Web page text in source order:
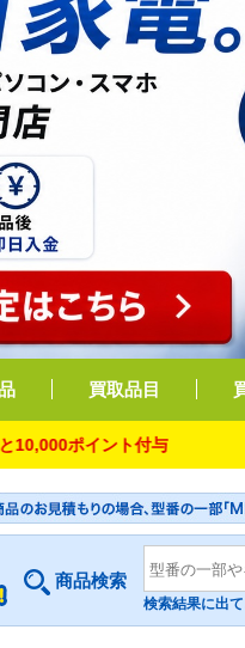
買取品目
イント付与
商品検索
検索結果に出